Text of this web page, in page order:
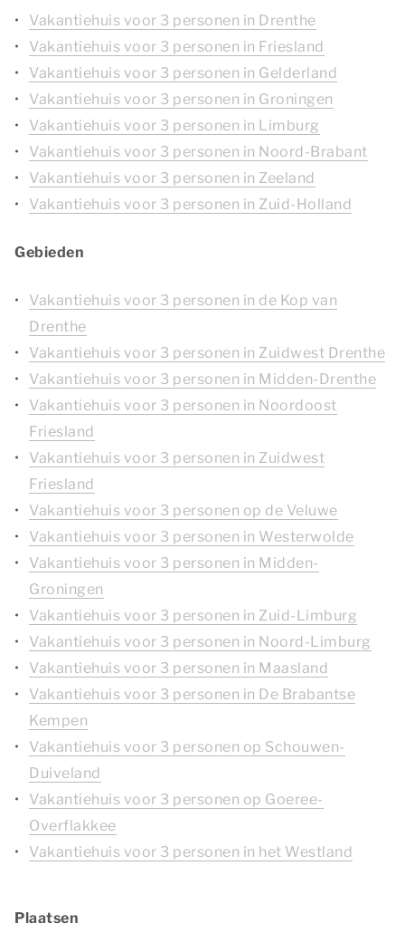
Vakantiehuis voor 3 personen in Drenthe
Vakantiehuis voor 3 personen in Friesland
Vakantiehuis voor 3 personen in Gelderland
Vakantiehuis voor 3 personen in Groningen
Vakantiehuis voor 3 personen in Limburg
Vakantiehuis voor 3 personen in Noord-Brabant
Vakantiehuis voor 3 personen in Zeeland
Vakantiehuis voor 3 personen in Zuid-Holland
Gebieden
Vakantiehuis voor 3 personen in de Kop van
Drenthe
Vakantiehuis voor 3 personen in Zuidwest Drenthe
Vakantiehuis voor 3 personen in Midden-Drenthe
Vakantiehuis voor 3 personen in Noordoost
Friesland
Vakantiehuis voor 3 personen in Zuidwest
Friesland
Vakantiehuis voor 3 personen op de Veluwe
Vakantiehuis voor 3 personen in Westerwolde
Vakantiehuis voor 3 personen in Midden-
Groningen
Vakantiehuis voor 3 personen in Zuid-Limburg
Vakantiehuis voor 3 personen in Noord-Limburg
Vakantiehuis voor 3 personen in Maasland
Vakantiehuis voor 3 personen in De Brabantse
Kempen
Vakantiehuis voor 3 personen op Schouwen-
Duiveland
Vakantiehuis voor 3 personen op Goeree-
Overflakkee
Vakantiehuis voor 3 personen in het Westland
Plaatsen